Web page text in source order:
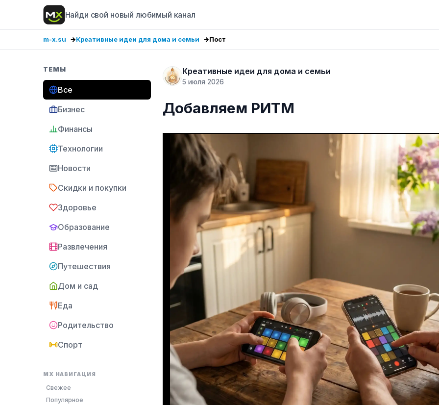
Найди свой новый любимый канал
m-x.su Креативные идеи для дома и семьи Пост
ТЕМЫ
Все
Бизнес
Финансы
Технологии
Новости
Скидки и покупки
Здоровье
Образование
Развлечения
Путешествия
Дом и сад
Еда
Родительство
Спорт
MX НАВИГАЦИЯ
Свежее
Популярное
Креативные идеи для дома и семьи
5 июля 2026
Добавляем РИТМ